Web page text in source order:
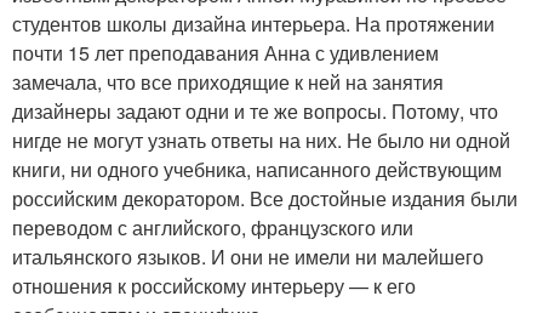
студентов школы дизайна интерьера. На протяжении
почти 15 лет преподавания Анна с удивлением
замечала, что все приходящие к ней на занятия
дизайнеры задают одни и те же вопросы. Потому, что
нигде не могут узнать ответы на них. Не было ни одной
книги, ни одного учебника, написанного действующим
российским декоратором. Все достойные издания были
переводом с английского, французского или
итальянского языков. И они не имели ни малейшего
отношения к российскому интерьеру — к его